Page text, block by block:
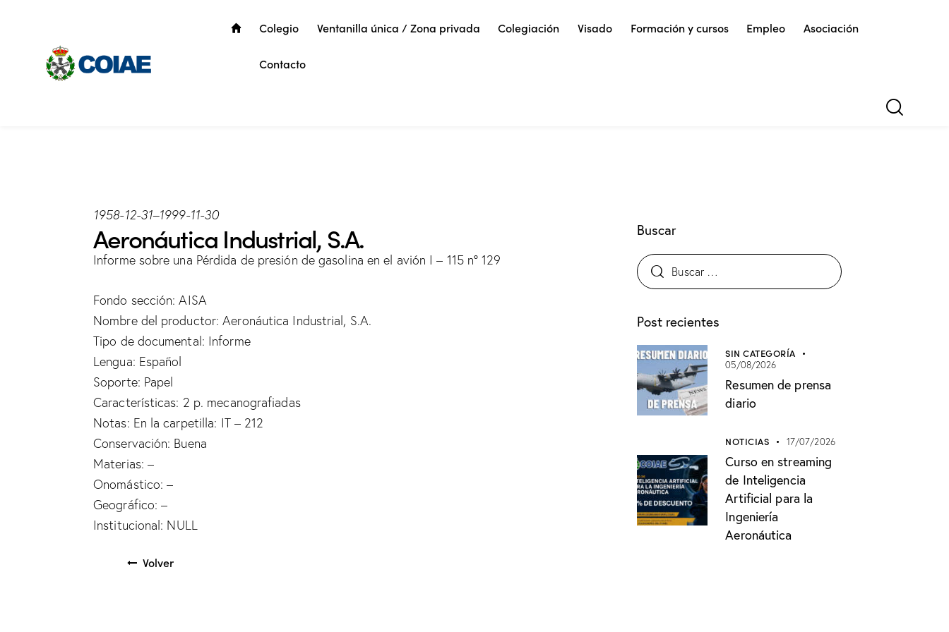
Colegio Ventanilla única / Zona privada Colegiación Visado Formación y cursos Empleo Asociación
Contacto
1958-12-31–1999-11-30
Aeronáutica Industrial, S.A.
Informe sobre una Pérdida de presión de gasolina en el avión I – 115 nº 129
Fondo sección: AISA
Nombre del productor: Aeronáutica Industrial, S.A.
Tipo de documental: Informe
Lengua: Español
Soporte: Papel
Características: 2 p. mecanografiadas
Notas: En la carpetilla: IT – 212
Conservación: Buena
Materias: –
Onomástico: –
Geográfico: –
Institucional: NULL
Volver
Buscar
Post recientes
SIN CATEGORÍA
05/08/2026
Resumen de prensa
diario
NOTICIAS 17/07/2026
Curso en streaming
de Inteligencia
Artificial para la
Ingeniería
Aeronáutica